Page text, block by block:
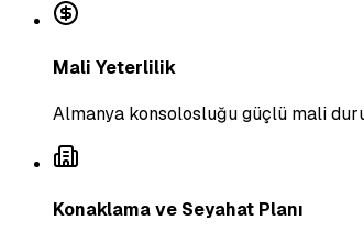
Mali Yeterlilik
Almanya konsolosluğu güçlü mali
Konaklama ve Seyahat Planı